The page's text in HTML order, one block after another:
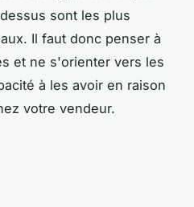
sont les plus
Il faut donc penser à
et ne s'orienter vers les
à les avoir en raison
votre vendeur.